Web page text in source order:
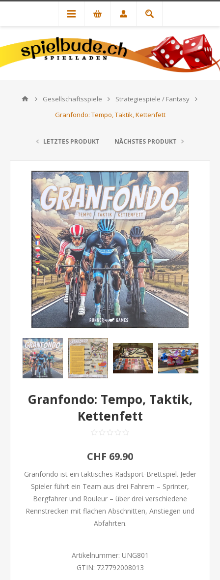
Gesellschaftsspiele
Strategiespiele / Fantasy
Granfondo: Tempo, Taktik, Kettenfett
LETZTES PRODUKT NÄCHSTES PRODUKT
Granfondo: Tempo, Taktik,
Kettenfett
CHF 69.90
Granfondo ist ein taktisches Radsport-Brettspiel. Jeder
Spieler führt ein Team aus drei Fahrern – Sprinter,
Bergfahrer und Rouleur – über drei verschiedene
Rennstrecken mit flachen Abschnitten, Anstiegen und
Abfahrten.
Artikelnummer: UNG801
GTIN: 727792008013